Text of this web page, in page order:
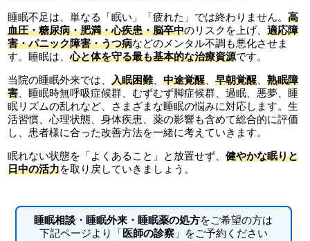
睡眠不足は、単なる「眠い」「疲れた」では終わりません。高
血圧・糖尿病・肥満・心疾患・脳卒中のリスクを上げ、適応障
害・パニック障害・うつ病などのメンタル不調も悪化させま
す。睡眠は、心と体を守る最も基本的な治療資源です。
当院の睡眠外来では、入眠困難、中途覚醒 、早朝覚醒 、熟眠障
害 、睡眠時無呼吸症候群、むずむず脚症候群、過眠、悪夢、睡
眠リズムの乱れなど、さまざまな睡眠の悩みに対応します。生
活習慣、心理状態、身体疾患、薬の影響も含めて総合的に評価
し、患者様に合った改善方法を一緒に考えていきます。
眠れない状態を「よくあること」と放置せず、健やかな眠りと
日中の活力を取り戻していきましょう。
睡眠相談・睡眠外来・睡眠薬の処方をご希望の方は
下記ページより「医師の診察」をご予約ください